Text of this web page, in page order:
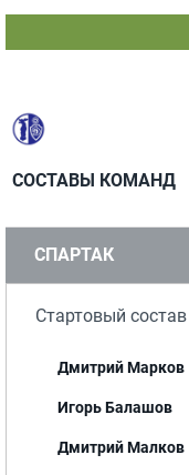
СОСТАВЫ КОМАНД
СПАРТАК
Стартовый состав
Дмитрий Марков
Игорь Балашов
Дмитрий Малков